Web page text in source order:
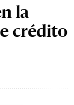
la
crédito